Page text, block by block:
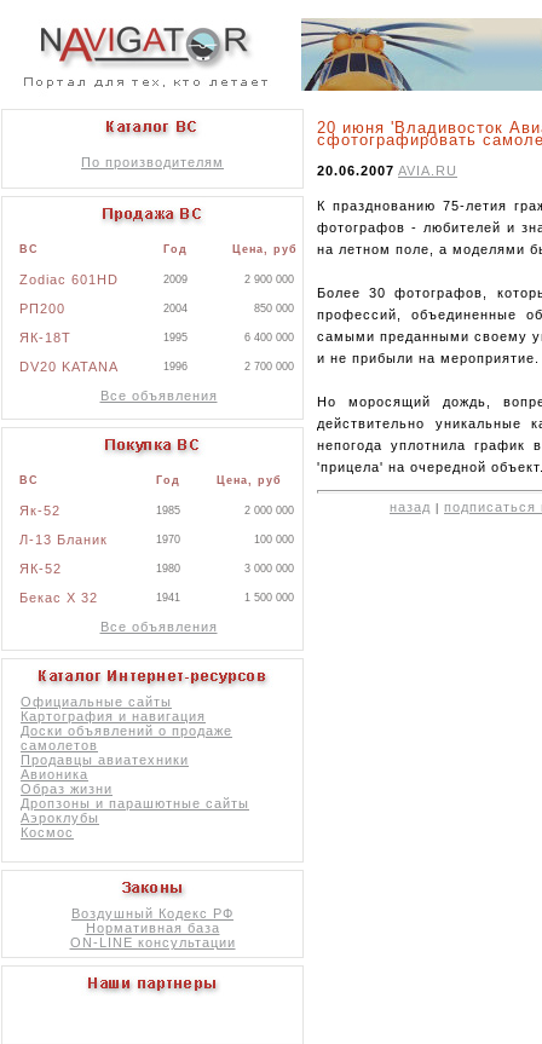
По производителям
ВС Год Цена, руб
Zodiac 601HD 2009 2 900 000
РП200 2004 850 000
ЯК-18Т 1995 6 400 000
DV20 KATANA 1996 2 700 000
Все объявления
ВС Год Цена, руб
Як-52 1985 2 000 000
Л-13 Бланик 1970 100 000
ЯК-52 1980 3 000 000
Бекас X 32 1941 1 500 000
Все объявления
Официальные сайты
Картография и навигация
Доски объявлений о продаже
самолетов
Продавцы авиатехники
Авионика
Образ жизни
Дропзоны и парашютные сайты
Аэроклубы
Космос
Воздушный Кодекс РФ
Нормативная база
ON-LINE консультации
20 июня 'Владивосток
сфотографировать
20.06.2007 AVIA.RU
К празднованию 75-летия
фотографов - любителей и
на летном поле, а моделями
Более 30 фотографов,
профессий, объединенные
самыми преданными своему
и не прибыли на мероприятие.
Но моросящий дождь,
действительно
непогода уплотнила график
'прицела' на очередной
назад подписаться